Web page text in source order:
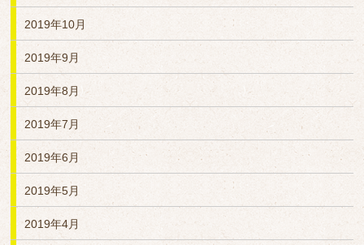
2019年10月
2019年9月
2019年8月
2019年7月
2019年6月
2019年5月
2019年4月